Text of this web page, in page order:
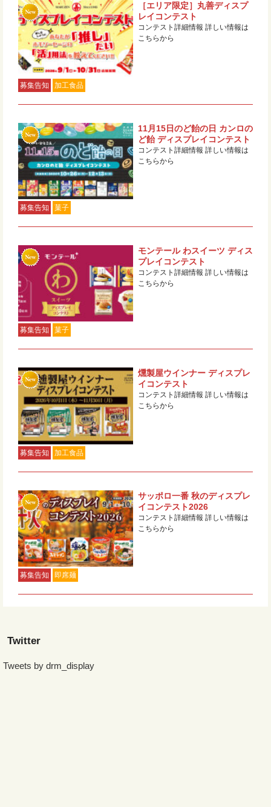
募集告知 加工食品
［エリア限定］丸善ディスプ
レイコンテスト
コンテスト詳細情報 詳しい情報は
こちらから
募集告知 菓子
11月15日のど飴の日 カンロの
ど飴 ディスプレイコンテスト
コンテスト詳細情報 詳しい情報は
こちらから
募集告知 菓子
モンテール わスイーツ ディス
プレイコンテスト
コンテスト詳細情報 詳しい情報は
こちらから
募集告知 加工食品
燻製屋ウインナー ディスプレ
イコンテスト
コンテスト詳細情報 詳しい情報は
こちらから
募集告知 即席麺
サッポロ一番 秋のディスプレ
イコンテスト2026
コンテスト詳細情報 詳しい情報は
こちらから
Twitter
Tweets by drm_display